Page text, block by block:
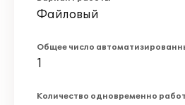
Файловый
Общее число
1
Количество одновременно